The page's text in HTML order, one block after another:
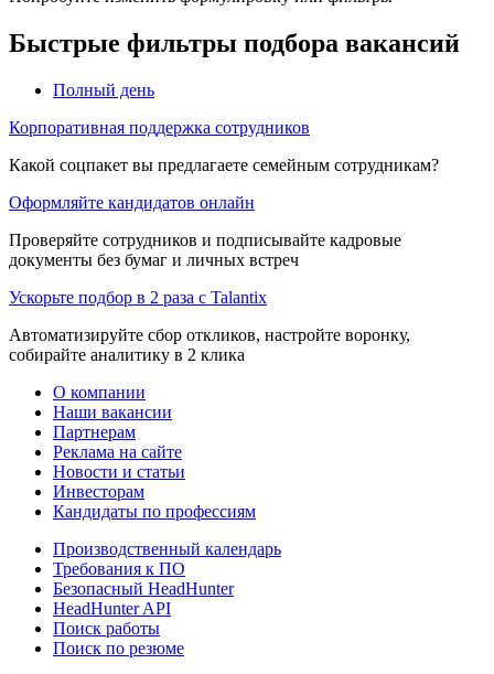
Быстрые фильтры подбора вакансий
Полный день
Корпоративная поддержка сотрудников
Какой соцпакет вы предлагаете семейным сотрудникам?
Оформляйте кандидатов онлайн
Проверяйте сотрудников и подписывайте кадровые
документы без бумаг и личных встреч
Ускорьте подбор в 2 раза с Talantix
Автоматизируйте сбор откликов, настройте воронку,
собирайте аналитику в 2 клика
О компании
Наши вакансии
Партнерам
Реклама на сайте
Новости и статьи
Инвесторам
Кандидаты по профессиям
Производственный календарь
Требования к ПО
Безопасный HeadHunter
HeadHunter API
Поиск работы
Поиск по резюме